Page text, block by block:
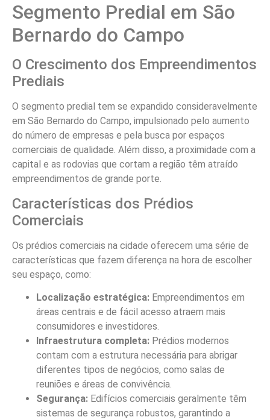
Segmento Predial em São
Bernardo do Campo
O Crescimento dos Empreendimentos
Prediais
O segmento predial tem se expandido consideravelmente
em São Bernardo do Campo, impulsionado pelo aumento
do número de empresas e pela busca por espaços
comerciais de qualidade. Além disso, a proximidade com a
capital e as rodovias que cortam a região têm atraído
empreendimentos de grande porte.
Características dos Prédios
Comerciais
Os prédios comerciais na cidade oferecem uma série de
características que fazem diferença na hora de escolher
seu espaço, como:
Localização estratégica: Empreendimentos em
áreas centrais e de fácil acesso atraem mais
consumidores e investidores.
Infraestrutura completa: Prédios modernos
contam com a estrutura necessária para abrigar
diferentes tipos de negócios, como salas de
reuniões e áreas de convivência.
Segurança: Edifícios comerciais geralmente têm
sistemas de segurança robustos, garantindo a